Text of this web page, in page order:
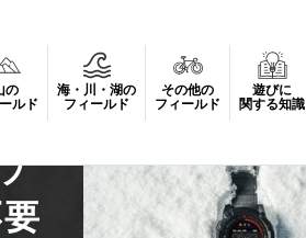
の
ルド
海・川・湖の
フィールド
その他の
フィールド
遊びに
関する知識
不要なスマートウォッチ】